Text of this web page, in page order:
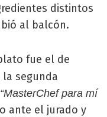
distintos
al balcón.
fue el de
segunda
“MasterChef para mí
ante el jurado y